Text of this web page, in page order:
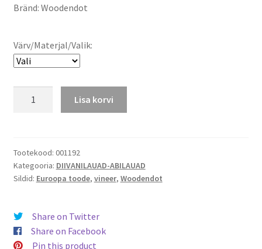
Bränd: Woodendot
Värv/Materjal/Valik:
Lisa korvi
Tootekood: 001192
Kategooria: DIIVANILAUAD-ABILAUAD
Sildid: Euroopa toode, vineer, Woodendot
Share on Twitter
Share on Facebook
Pin this product